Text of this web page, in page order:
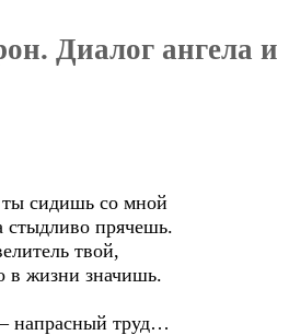
Диалог ангела и
сидишь со мной
стыдливо прячешь.
твой,
в жизни значишь.
напрасный труд…